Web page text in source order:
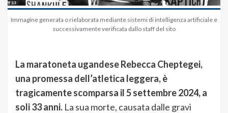
Immagine generata o rielaborata mediante sistemi di intelligenza artificiale e
successivamente verificata dallo staff del sito
La maratoneta ugandese Rebecca Cheptegei,
una promessa dell’atletica leggera, è
tragicamente scomparsa il 5 settembre 2024, a
soli 33 anni. La sua morte, causata dalle gravi